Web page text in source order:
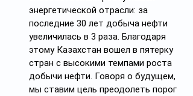
энергетической отрасли: за
последние 30 лет добыча нефти
увеличилась в 3 раза. Благодаря
этому Казахстан вошел в пятерку
стран с высокими темпами роста
добычи нефти. Говоря о будущем,
мы ставим цель преодолеть порог